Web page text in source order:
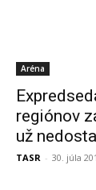
Aréna
regiónov
už
TASR - 30. júla